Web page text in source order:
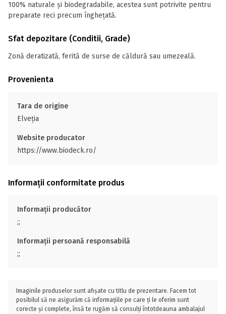
100% naturale și biodegradabile, acestea sunt potrivite pentru
preparate reci precum înghețată.
Sfat depozitare (Conditii, Grade)
Zonă deratizată, ferită de surse de căldură sau umezeală.
Provenienta
Tara de origine
Elveţia
Website producator
https://www.biodeck.ro/
Informații conformitate produs
Informații producător
;;
Informații persoană responsabilă
;;
Imaginile produselor sunt afișate cu titlu de prezentare. Facem tot
posibilul să ne asigurăm că informațiile pe care ți le oferim sunt
corecte și complete, însă te rugăm să consulți întotdeauna ambalajul